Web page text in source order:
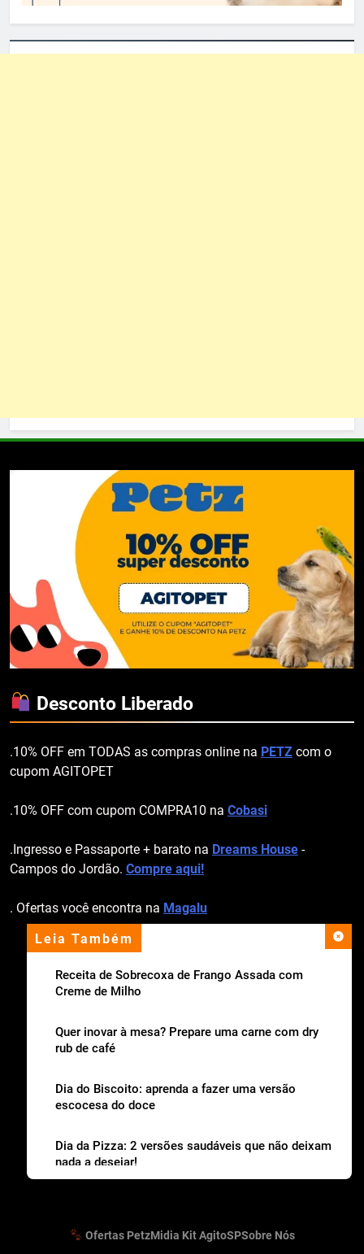
Leia Também
Receita de Sobrecoxa de Frango Assada com
Creme de Milho
Quer inovar à mesa? Prepare uma carne com dry
rub de café
Dia do Biscoito: aprenda a fazer uma versão
escocesa do doce
Dia da Pizza: 2 versões saudáveis que não deixam
nada a desejar!
Desconto Liberado
.10% OFF em TODAS as compras online na PETZ com o
cupom AGITOPET
.10% OFF com cupom COMPRA10 na Cobasi
.Ingresso e Passaporte + barato na Dreams House -
Campos do Jordão. Compre aqui!
. Ofertas você encontra na Magalu
apoio institucional
Ofertas PetzMidia Kit AgitoSPSobre Nós